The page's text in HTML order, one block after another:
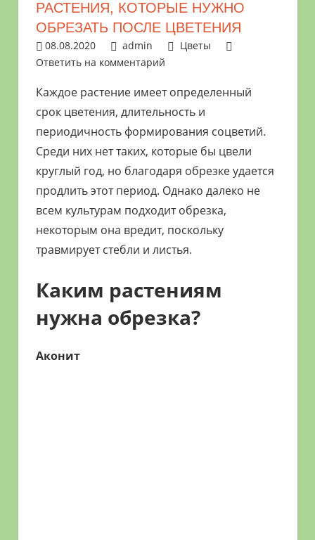
растениями
цветами.
Поможем
обустройстве
дачного
участка
выращивании
богатого
урожая.
РАСТЕНИЯ, КОТОРЫЕ НУЖНО
ОБРЕЗАТЬ ПОСЛЕ ЦВЕТЕНИЯ
08.08.2020 admin
Цветы
Ответить на комментарий
Каждое растение имеет определенный
срок цветения, длительность и
периодичность формирования соцветий.
Среди них нет таких, которые бы цвели
круглый год, но благодаря обрезке удается
продлить этот период. Однако далеко не
всем культурам подходит обрезка,
некоторым она вредит, поскольку
травмирует стебли и листья.
Каким растениям
нужна обрезка?
Аконит